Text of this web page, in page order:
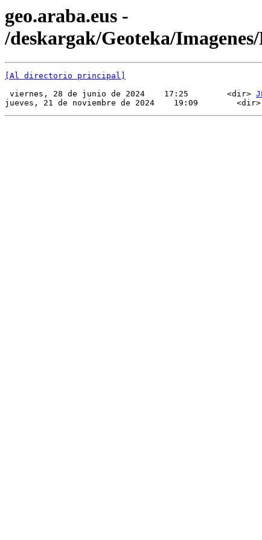
geo.araba.eus -
/deskargak/Geoteka/
[Al directorio principal]
viernes, 28 de junio de 2024    17:25        <dir>
jueves, 21 de noviembre de 2024    19:09        <dir>